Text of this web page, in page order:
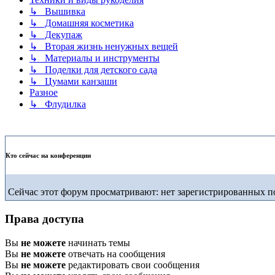
↳ Вышивка
↳ Домашняя косметика
↳ Декупаж
↳ Вторая жизнь ненужных вещей
↳ Материалы и инструменты
↳ Поделки для детского сада
↳ Цумами канзаши
Разное
↳ Флудилка
Кто сейчас на конференции
Сейчас этот форум просматривают: нет зарегистрированных
Права доступа
Вы не можете начинать темы
Вы не можете отвечать на сообщения
Вы не можете редактировать свои сообщения